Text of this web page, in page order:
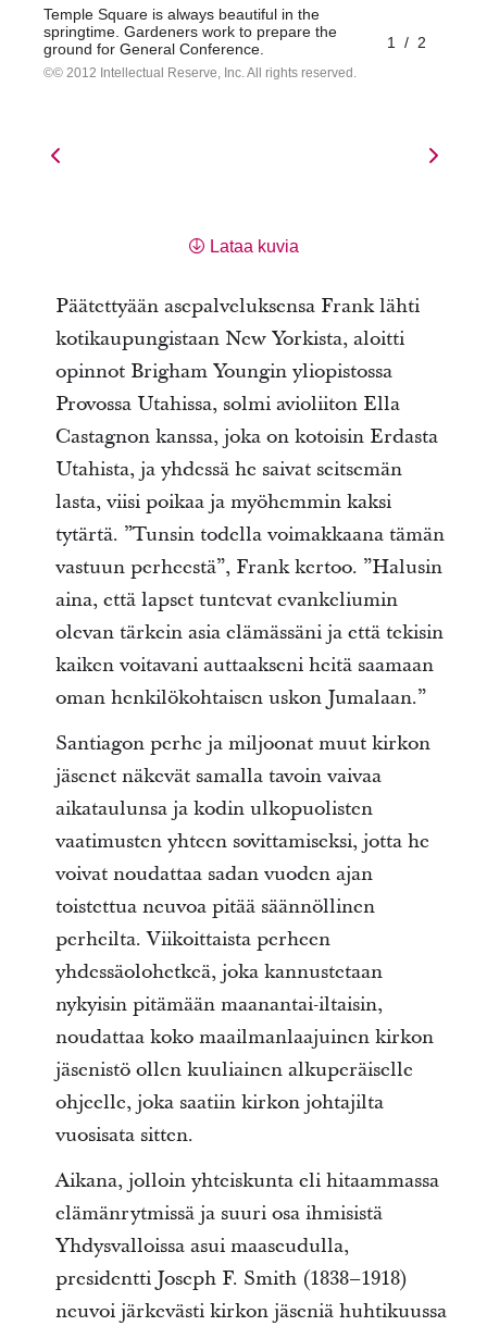
Temple Square is always beautiful in the
springtime. Gardeners work to prepare the
ground for General Conference.
© 2012 Intellectual Reserve, Inc. All rights reserved.
1 / 2
Lataa kuvia
Päätettyään asepalveluksensa Frank lähti
kotikaupungistaan New Yorkista, aloitti
opinnot Brigham Youngin yliopistossa
Provossa Utahissa, solmi avioliiton Ella
Castagnon kanssa, joka on kotoisin Erdasta
Utahista, ja yhdessä he saivat seitsemän
lasta, viisi poikaa ja myöhemmin kaksi
tytärtä. ”Tunsin todella voimakkaana tämän
vastuun perheestä”, Frank kertoo. ”Halusin
aina, että lapset tuntevat evankeliumin
olevan tärkein asia elämässäni ja että tekisin
kaiken voitavani auttaakseni heitä saamaan
oman henkilökohtaisen uskon Jumalaan.”
Santiagon perhe ja miljoonat muut kirkon
jäsenet näkevät samalla tavoin vaivaa
aikataulunsa ja kodin ulkopuolisten
vaatimusten yhteen sovittamiseksi, jotta he
voivat noudattaa sadan vuoden ajan
toistettua neuvoa pitää säännöllinen
perheilta. Viikoittaista perheen
yhdessäolohetkeä, joka kannustetaan
nykyisin pitämään maanantai-iltaisin,
noudattaa koko maailmanlaajuinen kirkon
jäsenistö ollen kuuliainen alkuperäiselle
ohjeelle, joka saatiin kirkon johtajilta
vuosisata sitten.
Aikana, jolloin yhteiskunta eli hitaammassa
elämänrytmissä ja suuri osa ihmisistä
Yhdysvalloissa asui maaseudulla,
presidentti Joseph F. Smith (1838–1918)
neuvoi järkevästi kirkon jäseniä huhtikuussa